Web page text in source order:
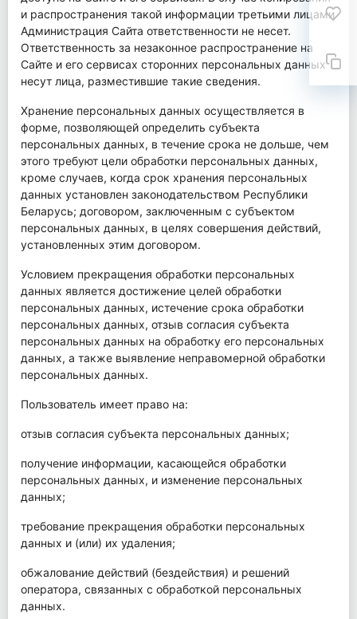
и распространения такой информации третьими лицами
Администрация Сайта ответственности не несет.
Ответственность за незаконное распространение на
Сайте и его сервисах сторонних персональных данных
несут лица, разместившие такие сведения.
Хранение персональных данных осуществляется в
форме, позволяющей определить субъекта
персональных данных, в течение срока не дольше, чем
этого требуют цели обработки персональных данных,
кроме случаев, когда срок хранения персональных
данных установлен законодательством Республики
Беларусь; договором, заключенным с субъектом
персональных данных, в целях совершения действий,
установленных этим договором.
Условием прекращения обработки персональных
данных является достижение целей обработки
персональных данных, истечение срока обработки
персональных данных, отзыв согласия субъекта
персональных данных на обработку его персональных
данных, а также выявление неправомерной обработки
персональных данных.
Пользователь имеет право на:
отзыв согласия субъекта персональных данных;
получение информации, касающейся обработки
персональных данных, и изменение персональных
данных;
требование прекращения обработки персональных
данных и (или) их удаления;
обжалование действий (бездействия) и решений
оператора, связанных с обработкой персональных
данных.